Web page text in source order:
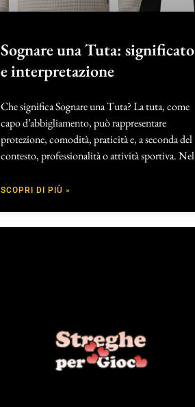
Sognare una Tuta: significato
e interpretazione
Che significa Sognare una Tuta? La tuta, come
capo d’abbigliamento, può rappresentare
protezione, comodità, praticità e, a seconda del
contesto, professionalità o attività sportiva. Nel
SCOPRI DI PIÙ »